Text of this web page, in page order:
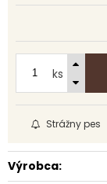
ks
Strážny pes
Výrobca: